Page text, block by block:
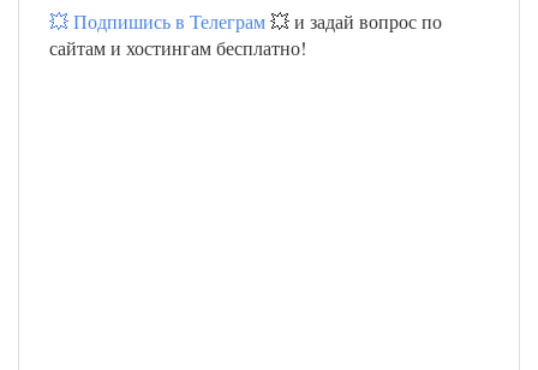
💥 Подпишись в Телеграм💥 и задай вопрос по
сайтам и хостингам бесплатно!